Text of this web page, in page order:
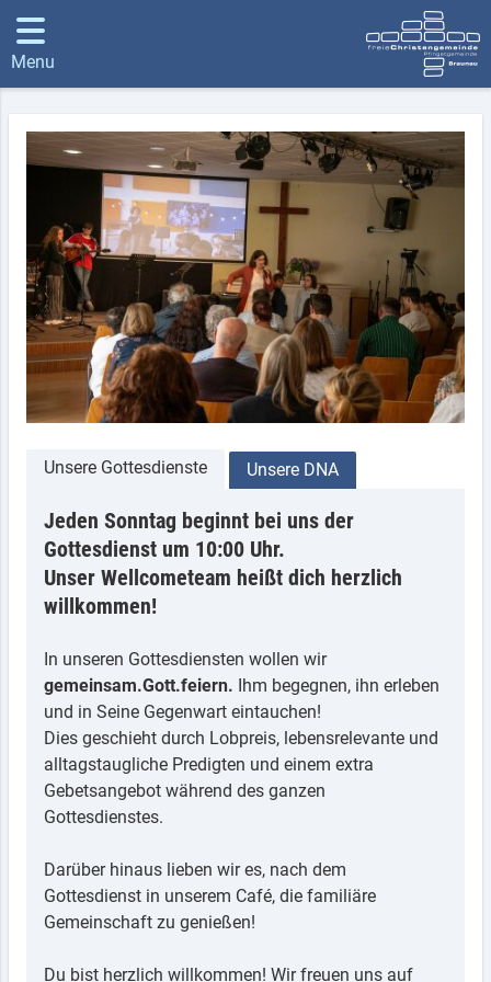
Menu
Unsere Gottesdienste Unsere DNA
Jeden Sonntag beginnt bei uns der
Gottesdienst um 10:00 Uhr.
Unser Wellcometeam heißt dich herzlich
willkommen!
In unseren Gottesdiensten wollen wir
gemeinsam.Gott.feiern. Ihm begegnen, ihn erleben
und in Seine Gegenwart eintauchen!
Dies geschieht durch Lobpreis, lebensrelevante und
alltagstaugliche Predigten und einem extra
Gebetsangebot während des ganzen
Gottesdienstes.
Darüber hinaus lieben wir es, nach dem
Gottesdienst in unserem Café, die familiäre
Gemeinschaft zu genießen!
Du bist herzlich willkommen! Wir freuen uns auf